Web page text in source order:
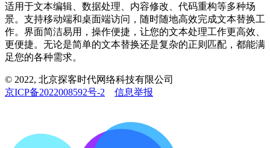
适用于文本编辑、数据处理、内容修改、代码重构等多种场
景。支持移动端和桌面端访问，随时随地高效完成文本替换工
作。界面简洁易用，操作便捷，让您的文本处理工作更高效、
更便捷。无论是简单的文本替换还是复杂的正则匹配，都能满
足您的各种需求。
© 2022, 北京探客时代网络科技有限公司
京ICP备2022008592号-2
信息举报